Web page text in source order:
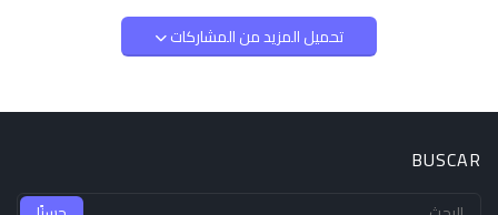
تحميل المزيد من المشاركات
BUSCAR